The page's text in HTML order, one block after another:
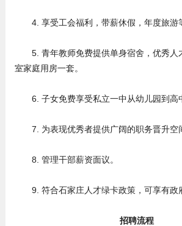
4. 享受工会福利，带薪休假，年度旅游
5. 青年教师免费提供单身宿舍，优秀人
室家庭用房一套。
6. 子女免费享受私立一中从幼儿园到高
7. 为表现优秀者提供广阔的职务晋升空
8. 管理干部薪资面议。
9. 符合石家庄人才绿卡政策，可享有政
招聘流程